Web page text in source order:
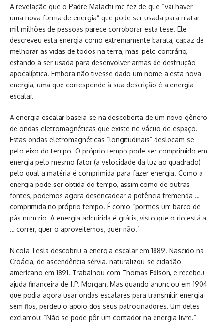
A revelação que o Padre Malachi me fez de que “vai haver
uma nova forma de energia” que pode ser usada para matar
mil milhões de pessoas parece corroborar esta tese. Ele
descreveu esta energia como extremamente barata, capaz de
melhorar as vidas de todos na terra, mas, pelo contrário,
estando a ser usada para desenvolver armas de destruição
apocalíptica. Embora não tivesse dado um nome a esta nova
energia, uma que corresponde à sua descrição é a energia
escalar.
A energia escalar baseia-se na descoberta de um novo gênero
de ondas eletromagnéticas que existe no vácuo do espaço.
Estas ondas eletromagnéticas “longitudinais” deslocam-se
pelo eixo do tempo. O próprio tempo pode ser comprimido em
energia pelo mesmo fator (a velocidade da luz ao quadrado)
pelo qual a matéria é comprimida para fazer energia. Como a
energia pode ser obtida do tempo, assim como de outras
fontes, podemos agora desencadear a potência tremenda …
comprimida no próprio tempo. É como “pormos um barco de
pás num rio. A energia adquirida é grátis, visto que o rio está a
… correr, quer o aproveitemos, quer não.”
Nicola Tesla descobriu a energia escalar em 1889. Nascido na
Croácia, de ascendência sérvia. naturalizou-se cidadão
americano em 1891. Trabalhou com Thomas Edison, e recebeu
ajuda financeira de J.P. Morgan. Mas quando anunciou em 1904
que podia agora usar ondas escalares para transmitir energia
sem fios, perdeu o apoio dos seus patrocinadores. Um deles
exclamou: “Não se pode pôr um contador na energia livre.”